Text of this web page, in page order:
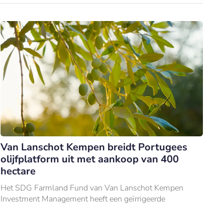
Van Lanschot Kempen breidt Portugees
olijfplatform uit met aankoop van 400
hectare
Het SDG Farmland Fund van Van Lanschot Kempen
Investment Management heeft een geïrrigeerde